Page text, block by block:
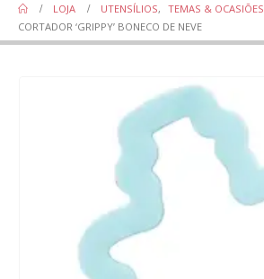
LOJA UTENSÍLIOS, TEMAS & OCASIÕES
CORTADOR ‘GRIPPY’ BONECO DE NEVE